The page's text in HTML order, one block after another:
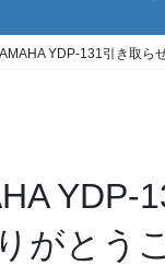
YDP-131引き取ら
YDP-
がとう